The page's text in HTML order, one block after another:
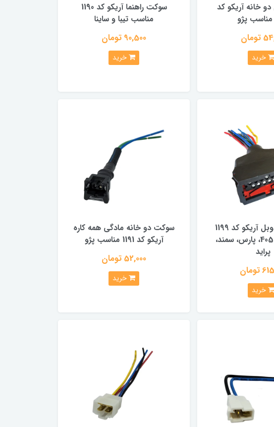
خانه آریکو کد
خرید
سوکت راهنما آریکو کد 1190
مناسب تیبا و ساینا
90,500 تومان
خرید
سوکت رله دوبل آریکو کد 1199
مناسب پژو 405، پارس، سمند،
پراید
خرید
سوکت دو خانه مادگی همه کاره
آریکو کد 1191 مناسب پژو
52,000 تومان
خرید